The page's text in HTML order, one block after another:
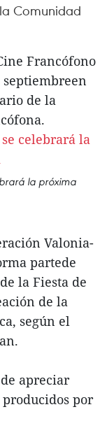
Comunidad
Francófono
septiembreen
de la
la próxima
Valonia-
partede
la Fiesta de
de la
según el
apreciar
por